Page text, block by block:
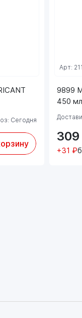
Сегодня
9899
450
Арт:
309
+31 ₽